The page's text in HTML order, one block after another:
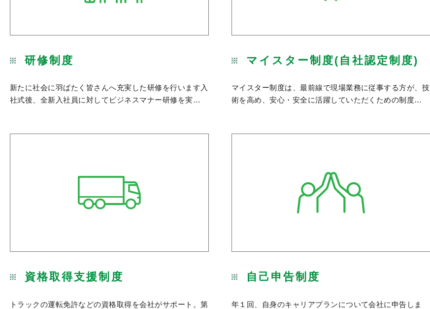
研修制度
新たに社会に羽ばたく皆さんへ充実した研修を行います入
社式後、全新入社員に対してビジネスマナー研修を実…
マイスター制度(自社認定制度)
マイスター制度は、最前線で現場業務に従事する方が、技
術を高め、安心・安全に活躍していただくための制度…
資格取得支援制度
トラックの運転免許などの資格取得を会社がサポート。第
自己申告制度
年１回、自身のキャリアプランについて会社に申告しま